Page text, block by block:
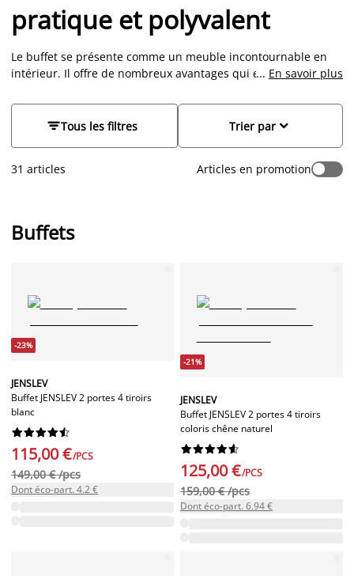
pratique et polyvalent
Le buffet se présente comme un meuble incontournable en
intérieur. Il offre de nombreux avantages qui en font un
le buffet parfait pour stocker vos affaires, optimiser
l'organisation de votre salon et mettre en avant vos
... En savoir plus
Tous les filtres 
Trier par
31 articles Articles en promotion
Buffets
-23%
JENSLEV
Buffet JENSLEV 2 portes 4 tiroirs
blanc






115,00 €/PCS
149,00 € /pcs
Dont éco-part. 4.2 €
-21%
JENSLEV
Buffet JENSLEV 2 portes 4 tiroirs
coloris chêne naturel






125,00 €/PCS
159,00 € /pcs
Dont éco-part. 6.94 €